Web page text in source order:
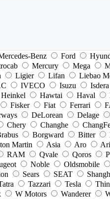
Benz Ford
Mercury Mega
Ligier Lifan Liebao
IVECO Isuzu Isdera
Heinkel Hawtai Haval
Fisker Fiat Ferrari
DeLorean Delage
Chery Changhe
Borgward Bitter
Martin Asia Aro
RAM Qvale Qoros
Noble Oldsmobile
Sears SEAT
Tazzari Tesla
W Motors Wanderer